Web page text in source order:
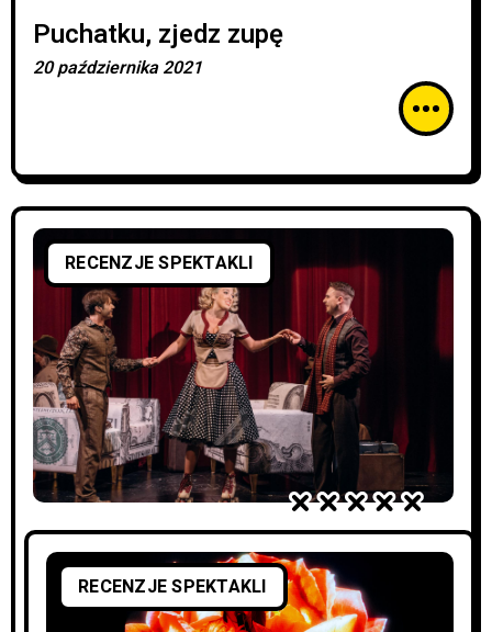
Puchatku, zjedz zupę
20 października 2021
RECENZJE SPEKTAKLI
Humor na poziomie
16 marca 2021
RECENZJE SPEKTAKLI